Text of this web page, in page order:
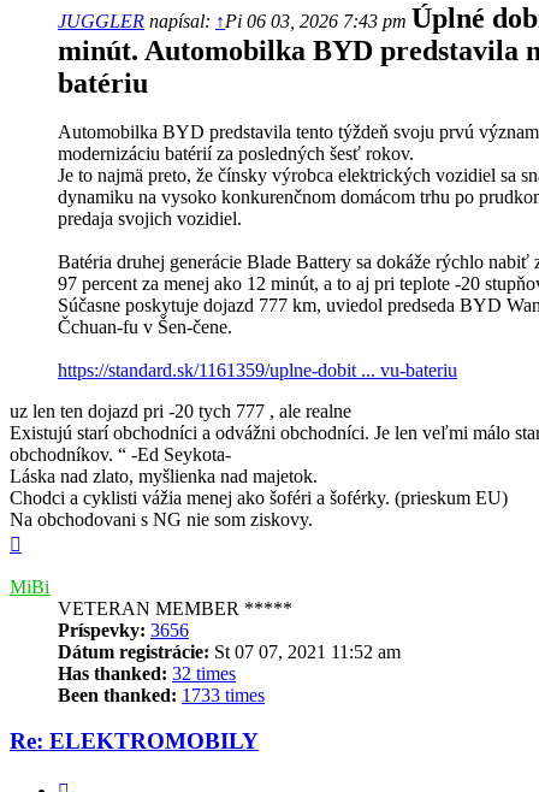
JUGGLER napísal: ↑Pi 06 03, 2026 7:43 pm Úplné
minút. Automobilka BYD predstavila
batériu
Automobilka BYD predstavila tento týždeň svoju prvú
modernizáciu batérií za posledných šesť rokov.
Je to najmä preto, že čínsky výrobca elektrických vozidiel sa
dynamiku na vysoko konkurenčnom domácom trhu po
predaja svojich vozidiel.
Batéria druhej generácie Blade Battery sa dokáže rýchlo nabiť
97 percent za menej ako 12 minút, a to aj pri teplote -20
Súčasne poskytuje dojazd 777 km, uviedol predseda BYD
Čchuan-fu v Šen-čene.
https://standard.sk/1161359/uplne-dobit ... vu-bateriu
uz len ten dojazd pri -20 tych 777 , ale realne
Existujú starí obchodníci a odvážni obchodníci. Je len veľmi málo
obchodníkov. “ -Ed Seykota-
Láska nad zlato, myšlienka nad majetok.
Chodci a cyklisti vážia menej ako šoféri a šoférky. (prieskum EU)
Na obchodovani s NG nie som ziskovy.
MiBi
VETERAN MEMBER *****
Príspevky: 3656
Dátum registrácie: St 07 07, 2021 11:52 am
Has thanked: 32 times
Been thanked: 1733 times
Re: ELEKTROMOBILY